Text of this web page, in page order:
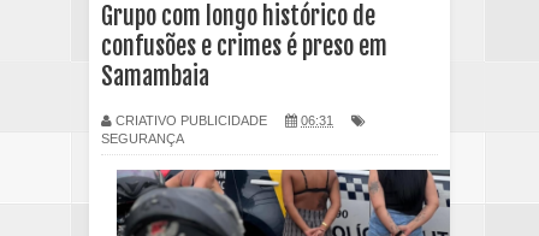
Grupo com longo histórico de
confusões e crimes é preso em
Samambaia
CRIATIVO PUBLICIDADE
06:31
SEGURANÇA